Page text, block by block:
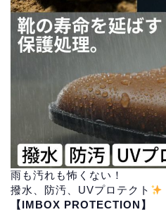
雨も汚れも怖くない！
撥水、防汚、UVプロテクト
【IMBOX PROTECTION】